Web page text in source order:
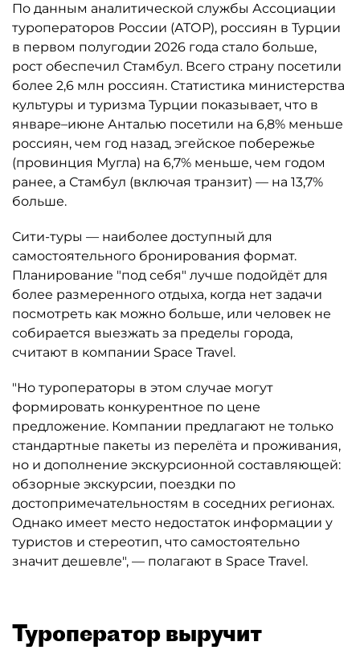
По данным аналитической службы Ассоциации
туроператоров России (АТОР), россиян в Турции
в первом полугодии 2026 года стало больше,
рост обеспечил Стамбул. Всего страну посетили
более 2,6 млн россиян. Статистика министерства
культуры и туризма Турции показывает, что в
январе–июне Анталью посетили на 6,8% меньше
россиян, чем год назад, эгейское побережье
(провинция Мугла) на 6,7% меньше, чем годом
ранее, а Стамбул (включая транзит) — на 13,7%
больше.
Сити-туры — наиболее доступный для
самостоятельного бронирования формат.
Планирование "под себя" лучше подойдёт для
более размеренного отдыха, когда нет задачи
посмотреть как можно больше, или человек не
собирается выезжать за пределы города,
считают в компании Space Travel.
"Но туроператоры в этом случае могут
формировать конкурентное по цене
предложение. Компании предлагают не только
стандартные пакеты из перелёта и проживания,
но и дополнение экскурсионной составляющей:
обзорные экскурсии, поездки по
достопримечательностям в соседних регионах.
Однако имеет место недостаток информации у
туристов и стереотип, что самостоятельно
значит дешевле", — полагают в Space Travel.
Туроператор выручит